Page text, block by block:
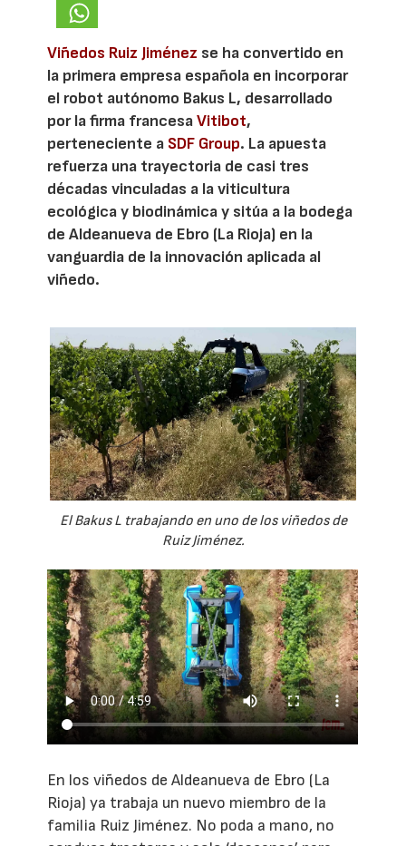
Viñedos Ruiz Jiménez se ha convertido en
la primera empresa española en incorporar
el robot autónomo Bakus L, desarrollado
por la firma francesaVitibot,
perteneciente a SDF Group. La apuesta
refuerza una trayectoria de casi tres
décadas vinculadas a la viticultura
ecológica y biodinámica y sitúa a la bodega
de Aldeanueva de Ebro (La Rioja) en la
vanguardia de la innovación aplicada al
viñedo.
El Bakus L trabajando en uno de los viñedos de
Ruiz Jiménez.
En los viñedos de Aldeanueva de Ebro (La
Rioja) ya trabaja un nuevo miembro de la
familia Ruiz Jiménez. No poda a mano, no